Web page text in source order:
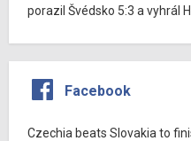
porazil Švédsko 5:3 a vyhrál
Facebook
Czechia beats Slovakia to